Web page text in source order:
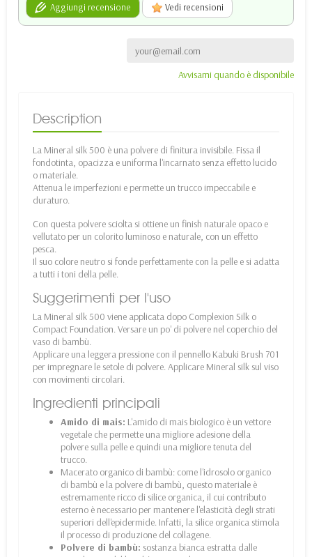
Aggiungi recensione Vedi recensioni
Avvisami quando è disponibile
Description
La Mineral silk 500 è una polvere di finitura invisibile. Fissa il
fondotinta, opacizza e uniforma l'incarnato senza effetto lucido
o materiale.
Attenua le imperfezioni e permette un trucco impeccabile e
duraturo.
Con questa polvere sciolta si ottiene un finish naturale opaco e
vellutato per un colorito luminoso e naturale, con un effetto
pesca.
Il suo colore neutro si fonde perfettamente con la pelle e si adatta
a tutti i toni della pelle.
Suggerimenti per l'uso
La Mineral silk 500 viene applicata dopo Complexion Silk o
Compact Foundation. Versare un po' di polvere nel coperchio del
vaso di bambù.
Applicare una leggera pressione con il pennello Kabuki Brush 701
per impregnare le setole di polvere. Applicare Mineral silk sul viso
con movimenti circolari.
Ingredienti principali
Amido di mais: L'amido di mais biologico è un vettore
vegetale che permette una migliore adesione della
polvere sulla pelle e quindi una migliore tenuta del
trucco.
Macerato organico di bambù: come l'idrosolo organico
di bambù e la polvere di bambù, questo materiale è
estremamente ricco di silice organica, il cui contributo
esterno è necessario per mantenere l'elasticità degli strati
superiori dell'epidermide. Infatti, la silice organica stimola
il processo di produzione del collagene.
Polvere di bambù: sostanza bianca estratta dalle